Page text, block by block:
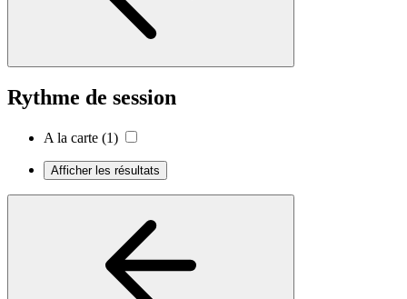
Rythme de session
A la carte (1)
Afficher les résultats